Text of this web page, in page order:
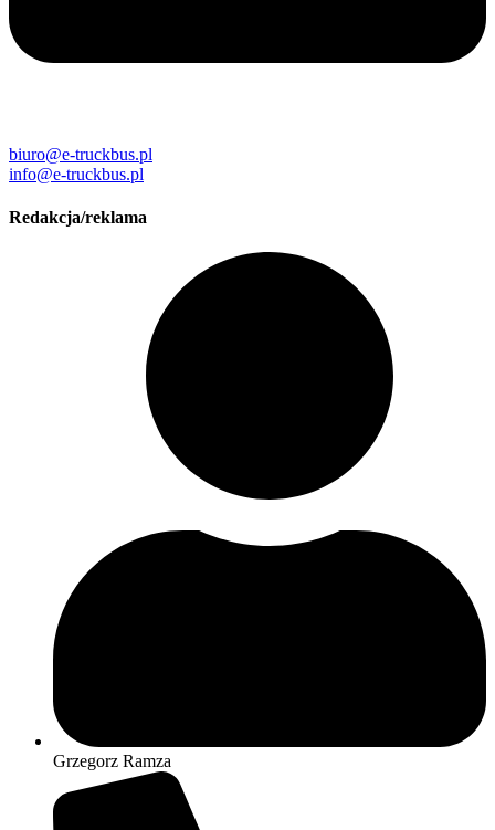
biuro@e-truckbus.pl
info@e-truckbus.pl
Redakcja/reklama
Grzegorz Ramza